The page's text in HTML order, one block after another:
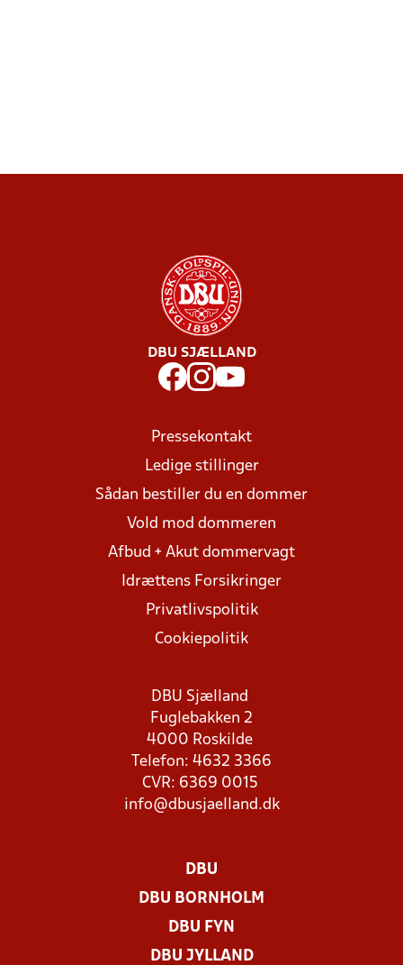
DBU SJÆLLAND
Pressekontakt
Ledige stillinger
Sådan bestiller du en dommer
Vold mod dommeren
Afbud + Akut dommervagt
Idrættens Forsikringer
Privatlivspolitik
Cookiepolitik
DBU Sjælland
Fuglebakken 2
4000 Roskilde
Telefon: 4632 3366
CVR: 6369 0015
info@dbusjaelland.dk
DBU
DBU BORNHOLM
DBU FYN
DBU JYLLAND